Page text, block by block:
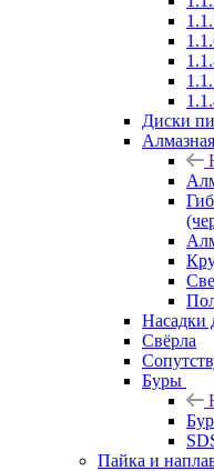
Диски
Свёрла
Буры
Пайка и